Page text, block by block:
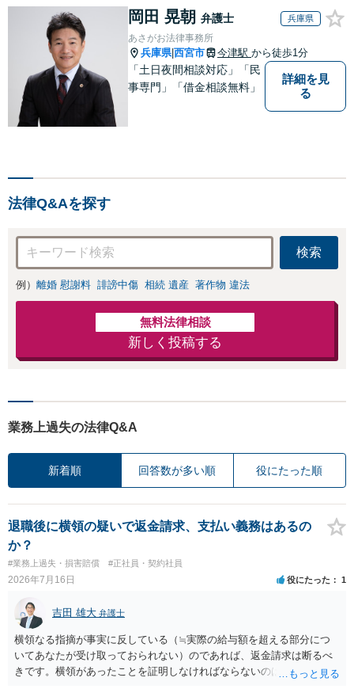
岡田 晃朝 弁護士 兵庫県
あさがお法律事務所
兵庫県|西宮市 今津駅 から徒歩1分
「土日夜間相談対応」「民
事専門」「借金相談無料」
詳細を見
る
法律Q&Aを探す
検索
例） 離婚 慰謝料 誹謗中傷 相続 遺産 著作物 違法
無料法律相談
新しく投稿する
業務上過失の法律Q&A
新着順 回答数が多い順 役にたった順
退職後に横領の疑いで返金請求、支払い義務はあるの
か？
#業務上過失・損害賠償 #正社員・契約社員
2026年7月16日 役にたった 1
吉田 雄大 弁護士
横領なる指摘が事実に反している（≒実際の給与額を超える部分につ
いてあなたが受け取っておられない）のであれば、返金請求は断るべ
きです。横領があったことを証明しなければならないのは会社側なの